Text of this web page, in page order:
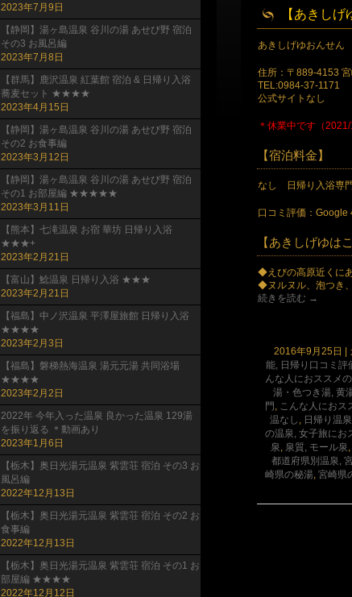
【あきし
あきしげゆおんせん
住所：〒889-4153
TEL:0984-37-1171
公式サイトなし
＊休業中です（2021/
【宿泊料金】
なし 日帰り入浴専
口コミ評価：Google
【あきしげゆは
◆えびの高原近くに
◆ヌルヌル、泡つき
続きを読む →
2016年9月25日 |
能, 日帰り口コミ
んな人におススメ
湯・色つき湯, 黄
門, こんな人におス
温なし , 日帰り温
の温泉, 女子旅にお
泉, 泉質, モール泉,
都道府県別温泉,
崎県の秘湯, 宮崎県
2023年7月9日
【静岡】湯ヶ島温泉 谷川の湯 あせび野 宿泊
その3 お風呂編
2023年7月8日
【群馬】鹿沢温泉 紅葉館 宿泊 & 日帰り入浴
蕎麦セット ★★★★
2023年4月15日
【静岡】湯ヶ島温泉 谷川の湯 あせび野 宿泊
その2 お食事編
2023年3月12日
【静岡】湯ヶ島温泉 谷川の湯 あせび野 宿泊
その1 お部屋編 ★★★★★
2023年3月11日
【熊本】七滝温泉 お宿 華坊 日帰り入浴
★★★+
2023年2月21日
【富山】鯰温泉 日帰り入浴 ★★★
2023年2月21日
【福島】中ノ沢温泉 平澤屋旅館 日帰り入浴
★★★★
2023年2月3日
【福島】磐梯熱海温泉 湯元元湯 共同浴場
★★★★
2023年2月2日
2022年 今年入った温泉 良かった温泉 129湯
を振り返る ＊動画あり
2023年1月6日
【栃木】奥日光湯元温泉 紫雲荘 宿泊 その3 お
風呂編
2022年12月13日
【栃木】奥日光湯元温泉 紫雲荘 宿泊 その2 お
食事編
2022年12月13日
【栃木】奥日光湯元温泉 紫雲荘 宿泊 その1 お
部屋編 ★★★★
2022年12月12日